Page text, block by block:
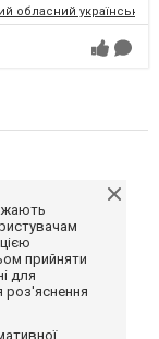
обласний
прийняти
для
роз'яснення